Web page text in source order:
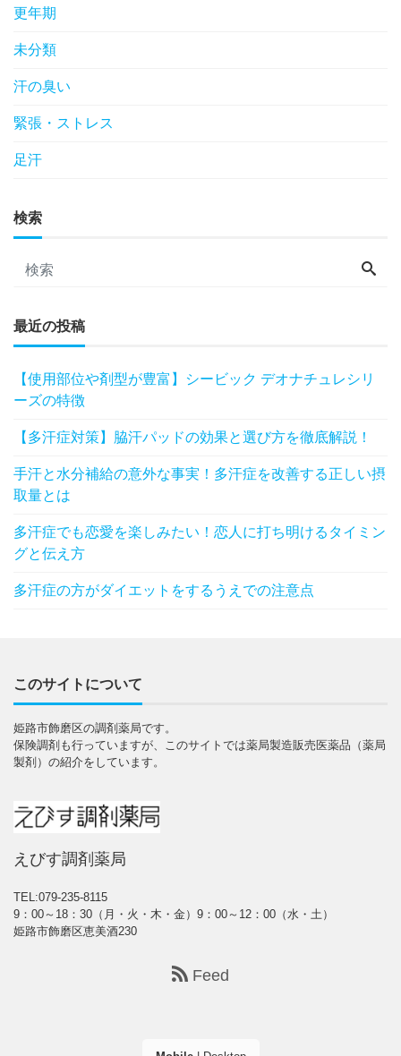
更年期
未分類
汗の臭い
緊張・ストレス
足汗
検索
最近の投稿
【使用部位や剤型が豊富】シービック デオナチュレシリ
ーズの特徴
【多汗症対策】脇汗パッドの効果と選び方を徹底解説！
手汗と水分補給の意外な事実！多汗症を改善する正しい摂
取量とは
多汗症でも恋愛を楽しみたい！恋人に打ち明けるタイミン
グと伝え方
多汗症の方がダイエットをするうえでの注意点
このサイトについて
姫路市飾磨区の調剤薬局です。
保険調剤も行っていますが、このサイトでは薬局製造販売医薬品（薬局
製剤）の紹介をしています。
えびす調剤薬局
TEL:079-235-8115
9：00～18：30（月・火・木・金）9：00～12：00（水・土）
姫路市飾磨区恵美酒230
Feed